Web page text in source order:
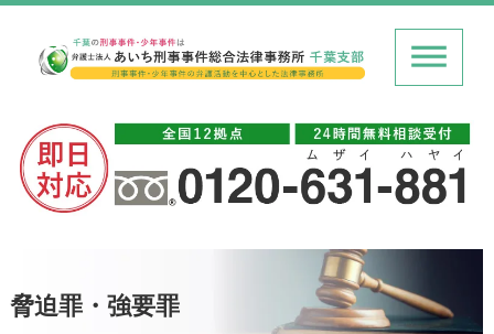
脅迫罪・強要罪